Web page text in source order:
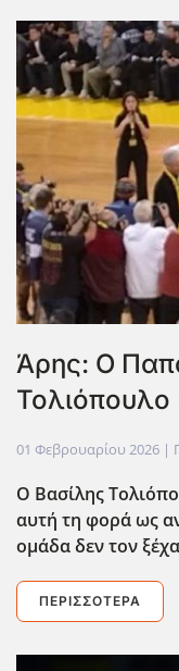
Άρης: Ο
Τολιόπουλο
01 Φεβρουαρίου 2026 |
Ο Βασίλης
αυτή τη φορά ως
ομάδα δεν τον
ΠΕΡΙΣΣΌΤΕΡΑ